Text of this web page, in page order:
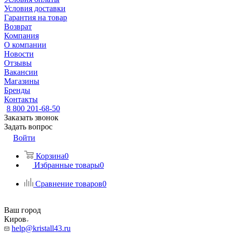
Условия доставки
Гарантия на товар
Возврат
Компания
О компании
Новости
Отзывы
Вакансии
Магазины
Бренды
Контакты
8 800 201-68-50
Заказать звонок
Задать вопрос
Войти
Корзина0
Избранные товары0
Сравнение товаров0
Ваш город
Киров
help@kristall43.ru